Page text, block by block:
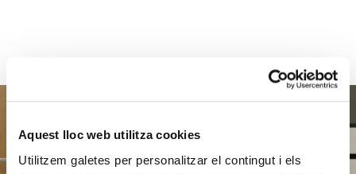
Aquest lloc web utilitza cookies
Utilitzem galetes per personalitzar el contingut i els